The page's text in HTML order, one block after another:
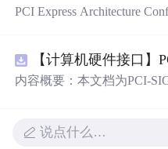
理地址的转换流程、进程隔
PCI Express Architecture
内容概要：本文档为PCI-
ity IDs）以
说点什么…